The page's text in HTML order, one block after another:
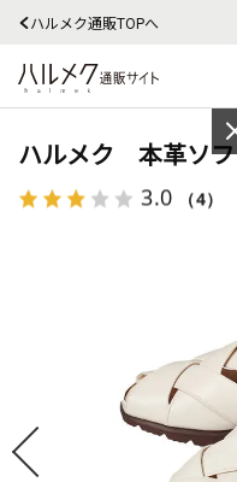
ハルメク通販TOPへ
ハルメク 本革ソフ
3.0 （4）